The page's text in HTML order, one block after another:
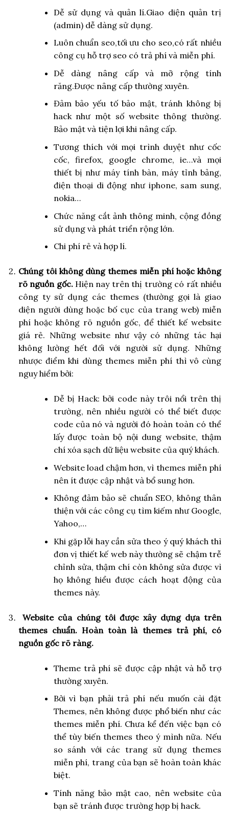
Dễ sử dụng và quản lí.Giao diện quản trị
(admin) dễ dàng sử dụng.
Luôn chuẩn seo,tối ưu cho seo,có rất nhiều
công cụ hỗ trợ seo có trả phí và miễn phí.
Dễ dàng nâng cấp và mỡ rộng tính
răng.Được nâng cấp thường xuyên.
Đảm bảo yếu tố bảo mật, tránh không bị
hack như một số website thông thường.
Bảo mật và tiện lợi khi nâng cấp.
Tương thích với mọi trình duyệt như cốc
cốc, firefox, google chrome, ie…và mọi
thiết bị như máy tính bàn, máy tỉnh bảng,
điện thoại di động như iphone, sam sung,
nokia…
Chức năng cắt ảnh thông minh, cộng đồng
sử dụng và phát triển rộng lớn.
Chi phí rẻ và hợp lí.
Chúng tôi không dùng themes miễn phí hoặc không
rõ nguồn gốc. Hiện nay trên thị trường có rất nhiều
công ty sử dụng các themes (thường gọi là giao
diện người dùng hoặc bố cục của trang web) miễn
phí hoặc không rõ nguồn gốc, để thiết kế website
giá rẻ. Những website như vậy có những tác hại
không lường hết đối với người sử dụng. Những
nhược điểm khi dùng themes miễn phí thì vô cùng
nguy hiểm bởi:
Dễ bị Hack: bởi code này trôi nổi trên thị
trường, nên nhiều người có thể biết được
code của nó và người đó hoàn toàn có thể
lấy được toàn bộ nội dung website, thậm
chí xóa sạch dữ liệu website của quý khách.
Website load chậm hơn, vì themes miễn phí
nên ít được cập nhật và bổ sung hơn.
Không đảm bảo sẽ chuẩn SEO, không thân
thiện với các công cụ tìm kiếm như Google,
Yahoo,…
Khi gặp lỗi hay cần sửa theo ý quý khách thì
đơn vị thiết kế web này thường sẽ chậm trễ
chỉnh sửa, thậm chí còn không sửa được vì
họ không hiểu được cách hoạt động của
themes này.
Website của chúng tôi được xây dựng dựa trên
themes chuẩn. Hoàn toàn là themes trả phí, có
nguồn gốc rõ ràng.
Theme trả phí sẽ được cập nhật và hỗ trợ
thường xuyên.
Bởi vì bạn phải trả phí nếu muốn cài đặt
Themes, nên không được phổ biến như các
themes miễn phí. Chưa kể đến việc bạn có
thể tùy biến themes theo ý mình nữa. Nếu
so sánh với các trang sử dụng themes
miễn phí, trang của bạn sẽ hoàn toàn khác
biệt.
Tính năng bảo mật cao, nên website của
bạn sẽ tránh được trường hợp bị hack.